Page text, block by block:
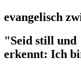
evangelisch
"Seid still und
erkennt: Ich